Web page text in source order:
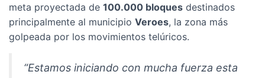
meta proyectada de 100.000 bloques destinados
principalmente al municipio Veroes, la zona más
golpeada por los movimientos telúricos.
“Estamos iniciando con mucha fuerza esta